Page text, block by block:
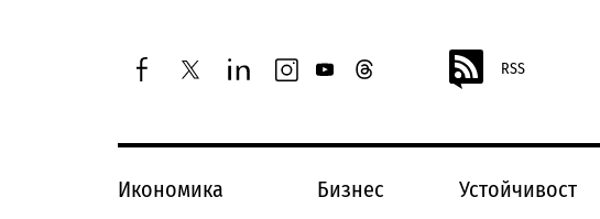
facebooktwitterlinkedininstagram
youtubethreads RSS
Икономика Бизнес Устойчивост